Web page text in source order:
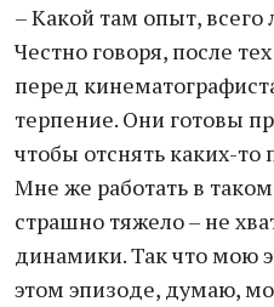
– Какой там опыт,
Честно говоря, после
перед
терпение. Они готовы
чтобы отснять каких-то
Мне же работать в
страшно тяжело – не
динамики. Так что мою
этом эпизоде, думаю,